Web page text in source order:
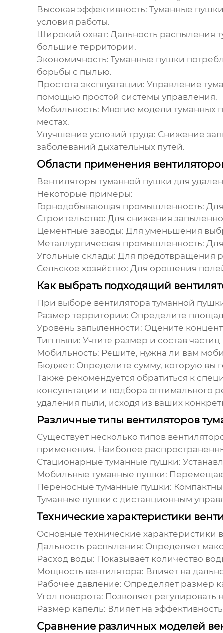
Высокая эффективность: Туманные
условия работы.
Широкий охват: Дальность распыления
большие территории.
Экономичность: Туманные пушки
борьбы с пылью.
Простота эксплуатации: Управление
помощью простой системы управления.
Мобильность: Многие модели туманных
местах.
Улучшение условий труда: Снижение
заболеваний дыхательных путей.
Области применения
Вентиляторы туманной пушки для
Некоторые примеры:
Горнодобывающая промышленность:
Строительство: Для снижения
Цементные заводы: Для уменьшения
Металлургическая промышленность:
Угольные склады: Для предотвращения
Сельское хозяйство: Для орошения
Как выбрать подходящий
При выборе вентилятора туманной
Размер территории: Определите
Уровень запыленности: Оцените
Тип пыли: Учтите размер и состав
Мобильность: Решите, нужна ли вам
Бюджет: Определите сумму, которую вы
Также рекомендуется обратиться к
консультации и подбора оптимального
удаления пыли, исходя из ваших
Различные типы вентиляторов
Существует несколько типов
применения. Наиболее
Стационарные туманные пушки:
Мобильные туманные пушки:
Переносные туманные пушки:
Туманные пушки с дистанционным
Технические характеристики
Основные технические характеристики
Дальность распыления: Определяет
Расход воды: Показывает количество
Мощность вентилятора: Влияет на
Рабочее давление: Определяет размер
Угол поворота: Позволяет
Размер капель: Влияет на
Сравнение различных моделей